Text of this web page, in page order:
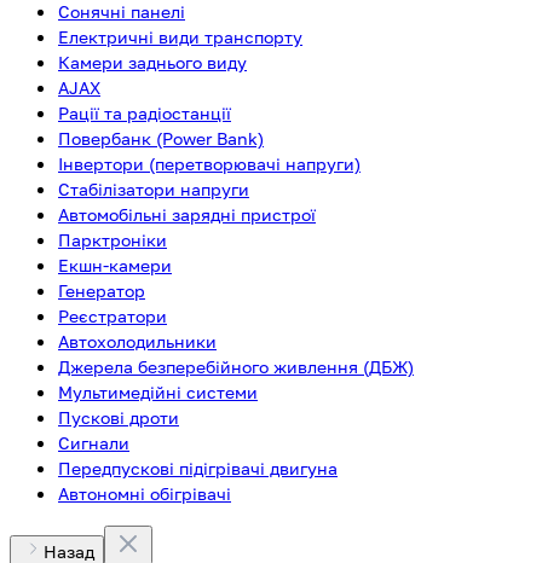
Сонячні панелі
Електричні види транспорту
Камери заднього виду
AJAX
Рації та радіостанції
Повербанк (Power Bank)
Інвертори (перетворювачі напруги)
Стабілізатори напруги
Автомобільні зарядні пристрої
Парктроніки
Екшн-камери
Генератор
Реєстратори
Автохолодильники
Джерела безперебійного живлення (ДБЖ)
Мультимедійні системи
Пускові дроти
Сигнали
Передпускові підігрівачі двигуна
Автономні обігрівачі
Назад